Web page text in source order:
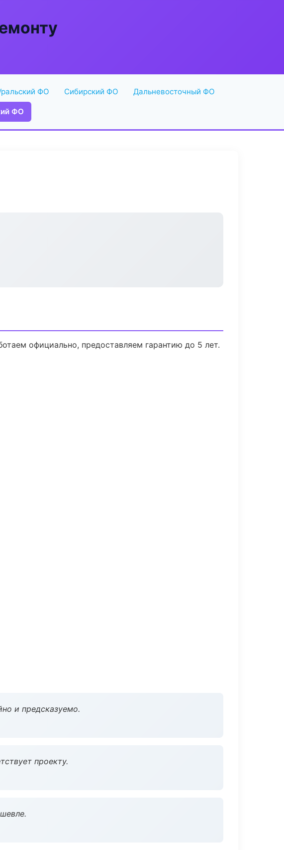
ФО Сибирский ФО Дальневосточный ФО
ФО
официально, предоставляем гарантию до 5 лет.
и предсказуемо.
проекту.